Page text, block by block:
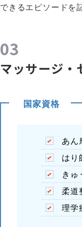
できるエピソードを
マッサージ・
国家資格
あん
はり
きゅ
柔道
理学